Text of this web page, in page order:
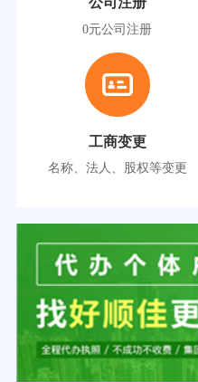
0元公司注册
工商变更
名称、法人、股权等变更